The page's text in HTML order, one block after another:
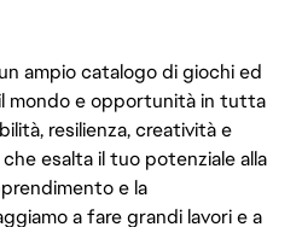
ampio catalogo di giochi ed
mondo e opportunità in tutta
resilienza, creatività e
esalta il tuo potenziale alla
e la
a fare grandi lavori e a